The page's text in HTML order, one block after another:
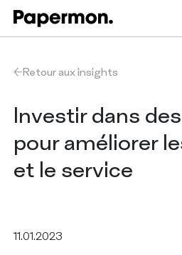
Nappes en
Nappes pliées
Chemins de
Sets de table
Retour aux insights
Investir dans
pour améliorer
et le service
11.01.2023